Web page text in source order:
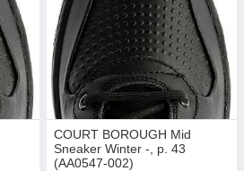
COURT BOROUGH Mid
Sneaker Winter -, р. 43
(AA0547-002)